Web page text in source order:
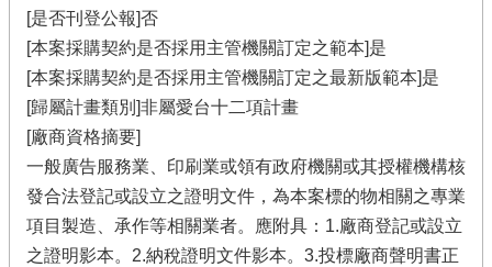
[是否刊登公報]否
[本案採購契約是否採用主管機關訂定之範本]是
[本案採購契約是否採用主管機關訂定之最新版範本]是
[歸屬計畫類別]非屬愛台十二項計畫
[廠商資格摘要]
一般廣告服務業、印刷業或領有政府機關或其授權機構核
發合法登記或設立之證明文件，為本案標的物相關之專業
項目製造、承作等相關業者。應附具：1.廠商登記或設立
之證明影本。2.納稅證明文件影本。3.投標廠商聲明書正